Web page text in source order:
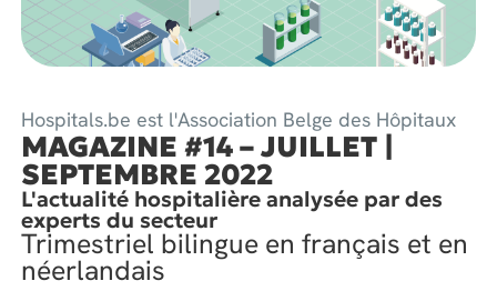
Hospitals.be est l'Association Belge des Hôpitaux
MAGAZINE #14 – JUILLET |
SEPTEMBRE 2022
L'actualité hospitalière analysée par des
experts du secteur
Trimestriel bilingue en français et en
néerlandais